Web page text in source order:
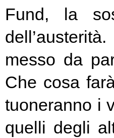
Fund, la
messo da
Che cosa
tuoneranno i
quelli degli